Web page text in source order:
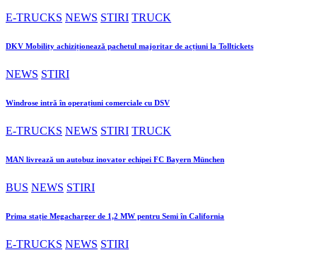
E-TRUCKS NEWS STIRI TRUCK
DKV Mobility achiziționează pachetul majoritar de acțiuni la Tolltickets
NEWS STIRI
Windrose intră în operațiuni comerciale cu DSV
E-TRUCKS NEWS STIRI TRUCK
MAN livrează un autobuz inovator echipei FC Bayern München
BUS NEWS STIRI
Prima stație Megacharger de 1,2 MW pentru Semi în California
E-TRUCKS NEWS STIRI